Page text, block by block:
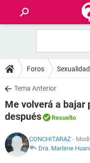
FOROS
SALUD
FAMILIA
NUTRICIÓN
Foros Sexualidad
Tema Anterior
Me volverá a bajar
después
Resuelto
CONCHITARAZ -
Dra. Marlene